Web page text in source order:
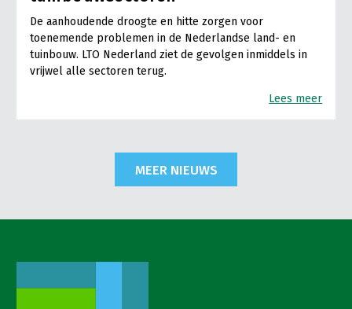
De aanhoudende droogte en hitte zorgen voor
toenemende problemen in de Nederlandse land- en
tuinbouw. LTO Nederland ziet de gevolgen inmiddels in
vrijwel alle sectoren terug.
Lees meer
MEER NIEUWS